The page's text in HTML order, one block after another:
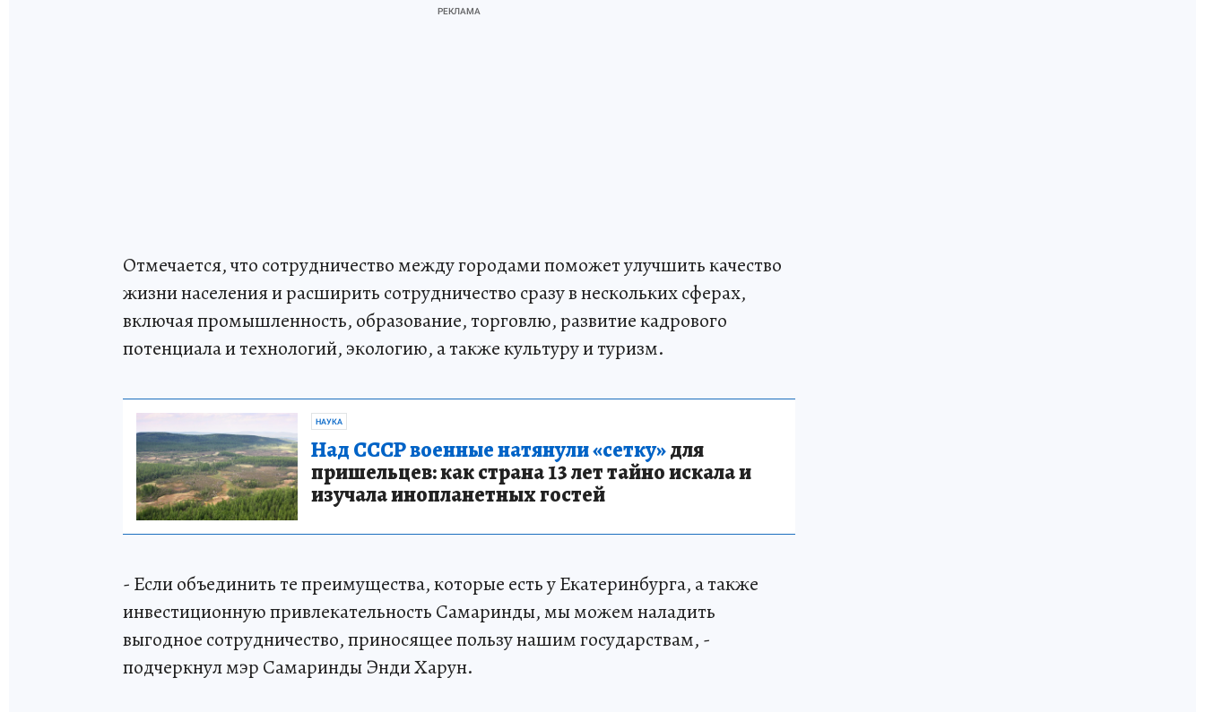
Отмечается, что сотрудничество между городами поможет улучшить качество
жизни населения и расширить сотрудничество сразу в нескольких сферах,
включая промышленность, образование, торговлю, развитие кадрового
потенциала и технологий, экологию, а также культуру и туризм.
НАУКА
Над СССР военные натянули «сетку»для
пришельцев: как страна 13 лет тайно искала и
изучала инопланетных гостей
- Если объединить те преимущества, которые есть у Екатеринбурга, а также
инвестиционную привлекательность Самаринды, мы можем наладить
выгодное сотрудничество, приносящее пользу нашим государствам, -
подчеркнул мэр Самаринды Энди Харун.